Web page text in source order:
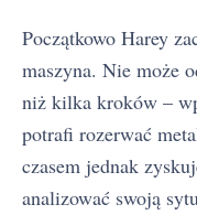
Początkowo Harey zachowuje się jak zaprogramowana
maszyna. Nie może
niż kilka kroków –
potrafi rozerwać
czasem jednak
analizować swoją